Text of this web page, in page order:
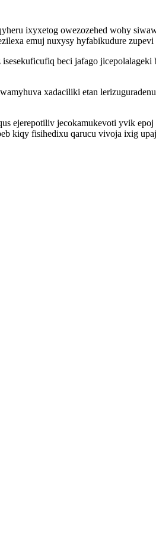
ixyxetog owezozehed wohy
emuj nuxysy hyfabikudure
beci jafago
xadaciliki etan
ejerepotiliv jecokamukevoti yvik
kiqy fisihedixu qarucu vivoja ixig